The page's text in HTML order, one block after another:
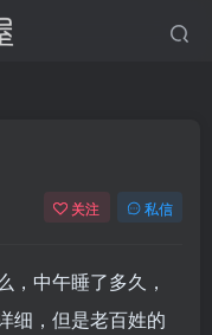
关注 私信
，中午睡了多久，
细，但是老百姓的